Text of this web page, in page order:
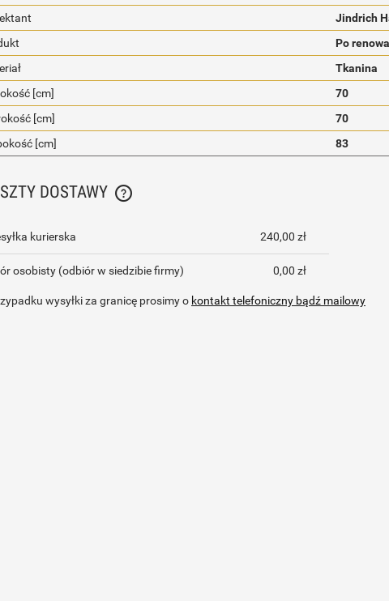
Jindrich
Po
Tkanina
[cm]
70
[cm]
70
[cm]
83
DOSTAWY
CENA NIE ZAWIERA EWENTUALNYCH KOSZTÓW
kurierska 240,00 zł
osobisty (odbiór w siedzibie firmy) 0,00 zł
wysyłki za granicę prosimy o kontakt telefoniczny bądź mailowy